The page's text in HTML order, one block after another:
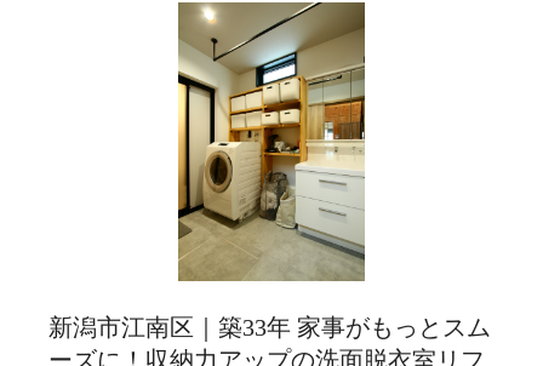
新潟市江南区｜築33年 家事がもっとスム
ーズに！収納力アップの洗面脱衣室リフ